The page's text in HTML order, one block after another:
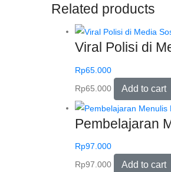
Related products
Viral Polisi di
Rp65.000
Rp65.000 Add to cart
Pembelajaran
Rp97.000
Rp97.000 Add to cart